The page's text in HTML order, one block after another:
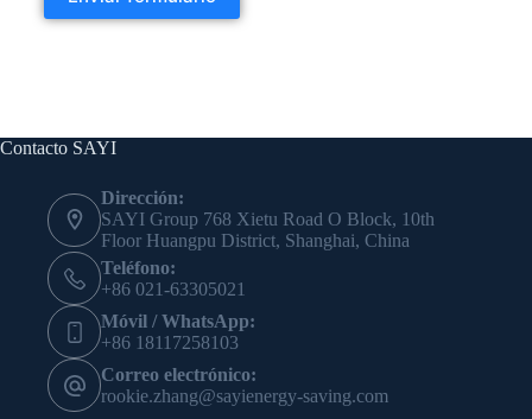
Contacto SAYI
Dirección:
SAYI Group 768 Xietu Road O Block, 10th
Floor Huangpu District, Shanghai, China
Teléfono:
+86 021-63305021
Móvil / WhatsApp:
+86 18117258103
Correo electrónico:
rookie.zhang@sayienergy-saving.com